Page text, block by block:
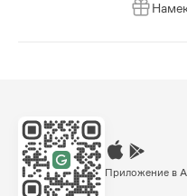
Приложение в